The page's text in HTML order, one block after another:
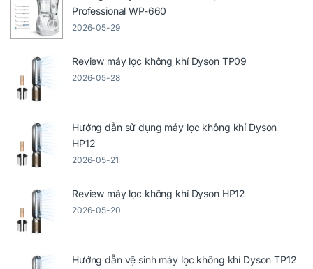
Professional WP-660
2026-05-29
Review máy lọc không khí Dyson TP09
2026-05-28
Hướng dẫn sử dụng máy lọc không khí Dyson
HP12
2026-05-21
Review máy lọc không khí Dyson HP12
2026-05-20
Hướng dẫn vệ sinh máy lọc không khí Dyson TP12